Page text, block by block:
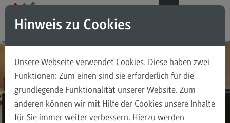
Direkt zum Inhalt
Direkt zum Hauptmenu
Direkt zum Footer
Suchen
ISoG BW
Über uns
Entstehung
Wo Führungskräfte aus Staat, Wirtschaft
und Zivilgesellschaft interdisziplinär lernen
Für das Executive Programme bewerben
Hinweis zu Cookies
Unsere Webseite verwendet Cookies. Diese haben zwei
Funktionen: Zum einen sind sie erforderlich für die
grundlegende Funktionalität unserer Website. Zum
anderen können wir mit Hilfe der Cookies unsere Inhalte
für Sie immer weiter verbessern. Hierzu werden